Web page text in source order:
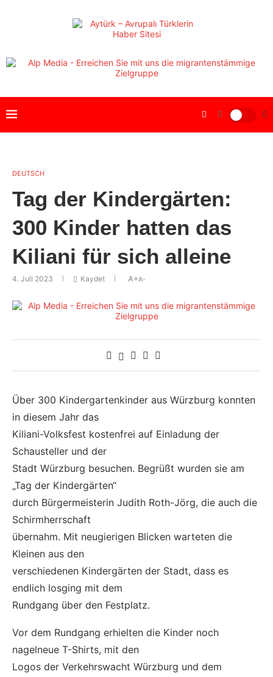
DEUTSCH
Tag der Kindergärten:
300 Kinder hatten das
Kiliani für sich alleine
4. Juli 2023 Kaydet A+A-
Über 300 Kindergartenkinder aus Würzburg konnten
in diesem Jahr das
Kiliani-Volksfest kostenfrei auf Einladung der
Schausteller und der
Stadt Würzburg besuchen. Begrüßt wurden sie am
„Tag der Kindergärten“
durch Bürgermeisterin Judith Roth-Jörg, die auch die
Schirmherrschaft
übernahm. Mit neugierigen Blicken warteten die
Kleinen aus den
verschiedenen Kindergärten der Stadt, dass es
endlich losging mit dem
Rundgang über den Festplatz.
Vor dem Rundgang erhielten die Kinder noch
nagelneue T-Shirts, mit den
Logos der Verkehrswacht Würzburg und dem